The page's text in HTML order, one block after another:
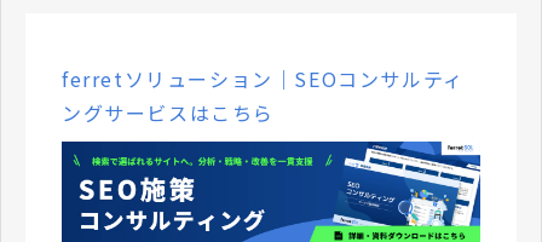
ferretソリューション｜SEOコンサルティ
ングサービスはこちら